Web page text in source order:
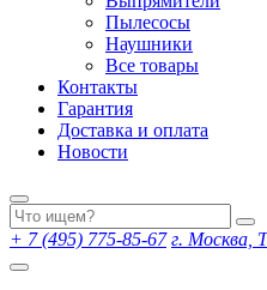
Пылесосы
Наушники
Все товары
Контакты
Гарантия
Доставка и оплата
Новости
+ 7 (495) 775-85-67 г. Москва,